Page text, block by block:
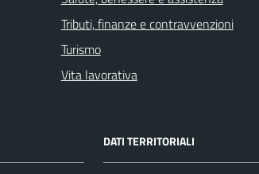
Tributi, finanze e contravvenzioni
Turismo
Vita lavorativa
DATI TERRITORIALI